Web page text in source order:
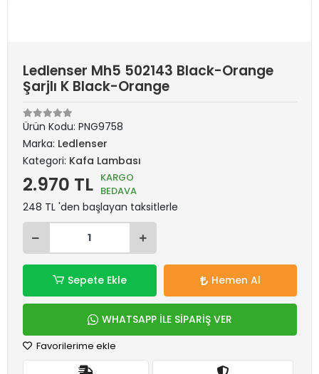
Ledlenser Mh5 502143 Black-Orange
Şarjlı K Black-Orange
Ürün Kodu: PNG9758
Marka: Ledlenser
Kategori: Kafa Lambası
2.970 TL KARGO
BEDAVA
248 TL 'den başlayan taksitlerle
Sepete Ekle Hemen Al
WHATSAPP İLE SİPARİŞ VER
Favorilerime ekle